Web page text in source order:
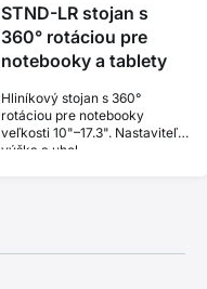
STND-LR stojan s
360° rotáciou pre
notebooky a tablety
Hliníkový stojan s 360°
rotáciou pre notebooky
veľkosti 10"–17.3". Nastaviteľná
výška a uhol.